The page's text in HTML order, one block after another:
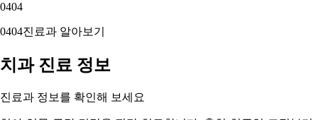
0404
0404진료과 알아보기
치과 진료 정보
진료과 정보를 확인해 보세요